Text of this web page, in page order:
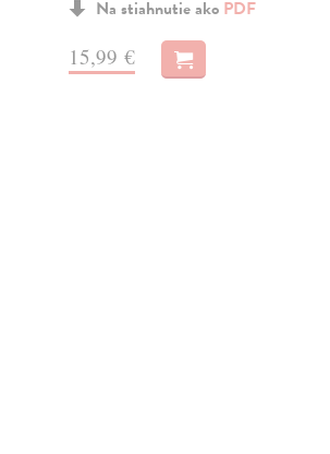
Na stiahnutie ako PDF
15,99 €